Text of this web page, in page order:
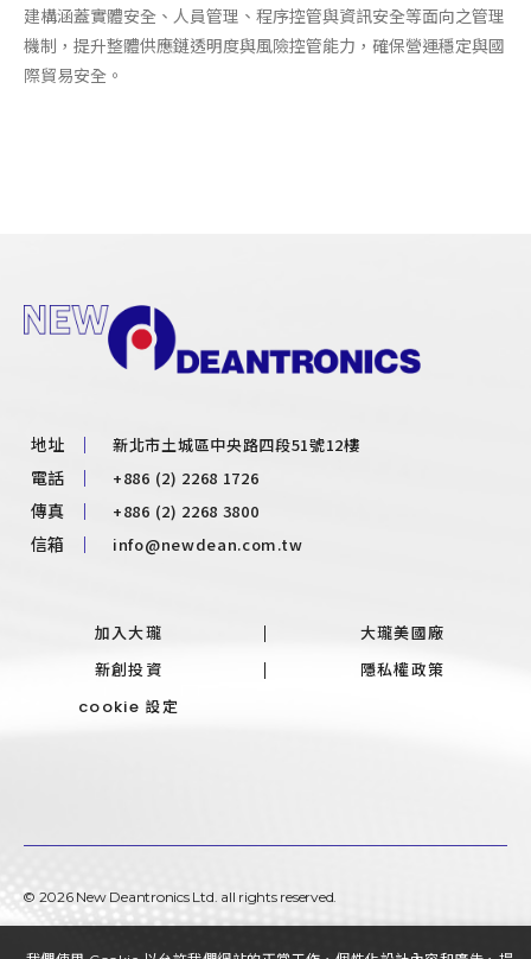
建構涵蓋實體安全、人員管理、程序控管與資訊安全等面向之管理
機制，提升整體供應鏈透明度與風險控管能力，確保營運穩定與國
際貿易安全。
地址 新北市土城區中央路四段51號12樓
電話 +886 (2) 2268 1726
傳真 +886 (2) 2268 3800
信箱 info@newdean.com.tw
加入大瓏
大瓏美國廠
新創投資
隱私權政策
cookie 設定
© 2026 New Deantronics Ltd. all rights reserved.